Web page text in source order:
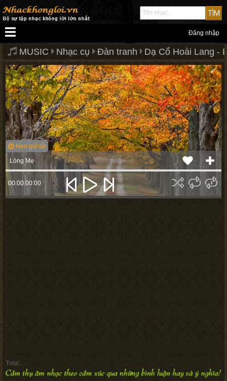
Đăng nhập
MUSIC Nhạc cụ Đàn tranh Dạ Cổ Hoài Lang -
Hẹn giờ tắt
Lòng Mẹ
00:00 00:00
Total: